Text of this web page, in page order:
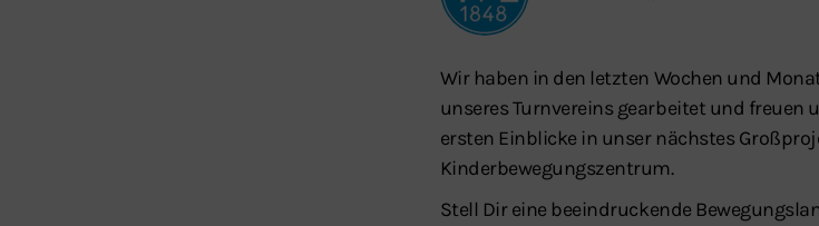
Wir haben in den letzten Wochen und
unseres Turnvereins gearbeitet und freuen
ersten Einblicke in unser nächstes
Kinderbewegungszentrum.
Stell Dir eine beeindruckende